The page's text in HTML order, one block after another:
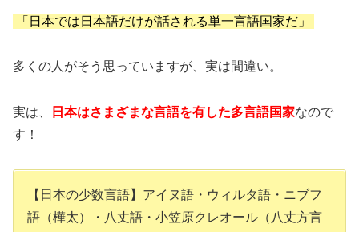
「日本では日本語だけが話される単一言語国家だ」
多くの人がそう思っていますが、実は間違い。
実は、 日本はさまざまな言語を有した多言語国家なので
す！
【日本の少数言語】アイヌ語・ウィルタ語・ニブフ
語（樺太）・八丈語・小笠原クレオール（八丈方言